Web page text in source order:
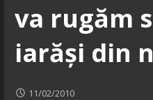
va rugăm
iarăși din
11/02/2010